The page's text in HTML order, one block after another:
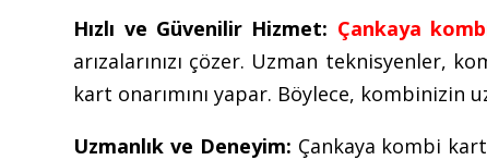
Hızlı ve Güvenilir Hizmet: Çankaya
arızalarınızı çözer. Uzman teknisyenler,
kart onarımını yapar. Böylece, kombinizin
Uzmanlık ve Deneyim: Çankaya kombi